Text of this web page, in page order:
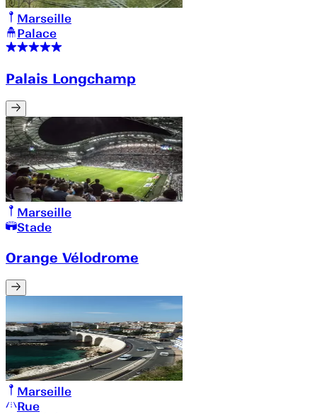
Marseille
Palace
Palais Longchamp
Marseille
Stade
Orange Vélodrome
Marseille
Rue